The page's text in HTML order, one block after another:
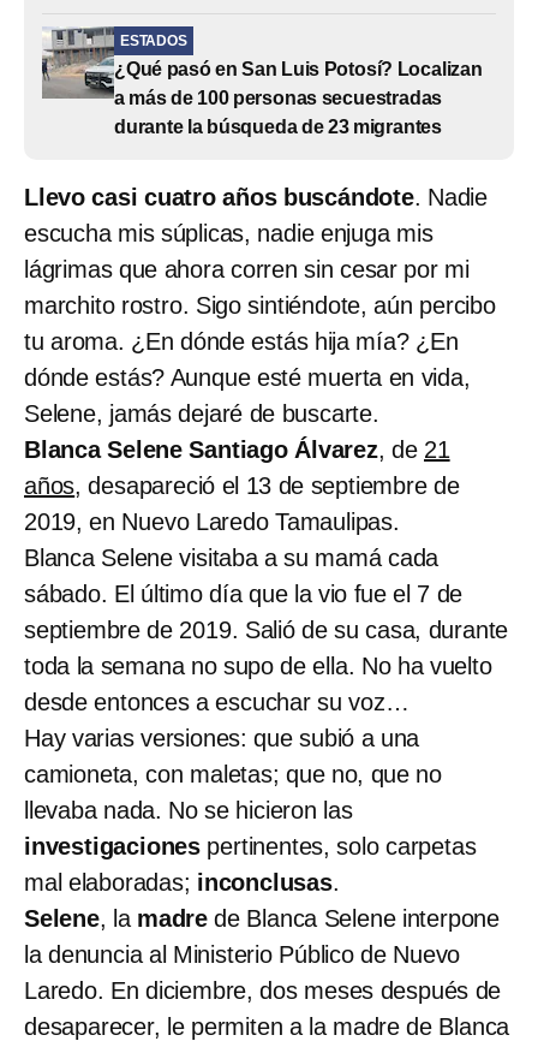
ESTADOS
¿Qué pasó en San Luis Potosí? Localizan
a más de 100 personas secuestradas
durante la búsqueda de 23 migrantes
Llevo casi cuatro años buscándote. Nadie
escucha mis súplicas, nadie enjuga mis
lágrimas que ahora corren sin cesar por mi
marchito rostro. Sigo sintiéndote, aún percibo
tu aroma. ¿En dónde estás hija mía? ¿En
dónde estás? Aunque esté muerta en vida,
Selene, jamás dejaré de buscarte.
Blanca Selene Santiago Álvarez, de 21
años, desapareció el 13 de septiembre de
2019, en Nuevo Laredo Tamaulipas.
Blanca Selene visitaba a su mamá cada
sábado. El último día que la vio fue el 7 de
septiembre de 2019. Salió de su casa, durante
toda la semana no supo de ella. No ha vuelto
desde entonces a escuchar su voz…
Hay varias versiones: que subió a una
camioneta, con maletas; que no, que no
llevaba nada. No se hicieron las
investigaciones pertinentes, solo carpetas
mal elaboradas; inconclusas.
Selene, la madre de Blanca Selene interpone
la denuncia al Ministerio Público de Nuevo
Laredo. En diciembre, dos meses después de
desaparecer, le permiten a la madre de Blanca